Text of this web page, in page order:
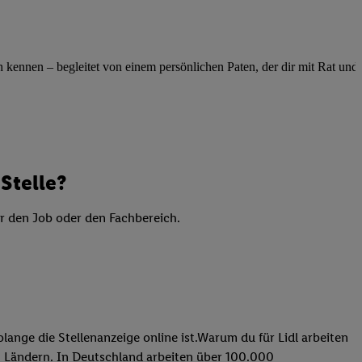
– begleitet von einem persönlichen Paten, der dir mit Rat und
Job oder den Fachbereich.
die Stellenanzeige online ist.Warum du für Lidl arbeiten
In Deutschland arbeiten über 100.000
Bereitstellung und
Analyse
von Profilen